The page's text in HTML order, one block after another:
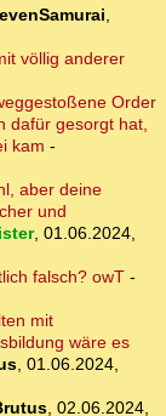
,
völlig anderer
Order
dafür gesorgt hat,
kam -
aber deine
und
, 01.06.2024,
falsch? owT-
mit
wäre es
, 01.06.2024,
, 02.06.2024,